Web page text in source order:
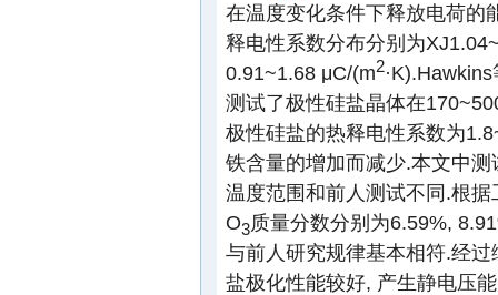
在温度变化条件下释放电荷的
释电性系数分布分别为
0.91~1.68 μC/(m2·K).Hawkins
测试了极性硅盐晶体在
极性硅盐的热释电性系数为
铁含量的增加而减少.本文中
温度范围和前人测试不同.根
O3质量分数分别为6.59%,
与前人研究规律基本相符.经
盐极化性能较好, 产生静电压